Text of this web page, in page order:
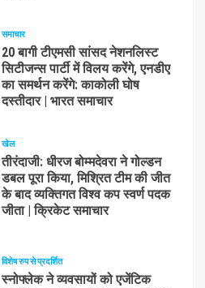
समाचार
20 बागी टीएमसी सांसद नेशनलिस्ट
सिटीजन्स पार्टी में विलय करेंगे, एनडीए
का समर्थन करेंगे: काकोली घोष
दस्तीदार | भारत समाचार
खेल
तीरंदाजी: धीरज बोम्मदेवरा ने गोल्डन
डबल पूरा किया, मिश्रित टीम की जीत
के बाद व्यक्तिगत विश्व कप स्वर्ण पदक
जीता | क्रिकेट समाचार
विशेष रुप से प्रदर्शित
स्नोफ्लेक ने व्यवसायों को एजेंटिक